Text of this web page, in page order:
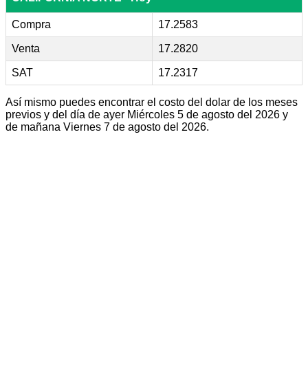
Compra 17.2583
Venta 17.2820
SAT 17.2317
Así mismo puedes encontrar el costo del dolar de los meses
previos y del día de ayer Miércoles 5 de agosto del 2026 y
de mañana Viernes 7 de agosto del 2026.